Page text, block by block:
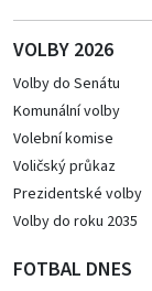
VOLBY 2026
Volby do Senátu
Komunální volby
Volební komise
Voličský průkaz
Prezidentské volby
Volby do roku 2035
FOTBAL DNES